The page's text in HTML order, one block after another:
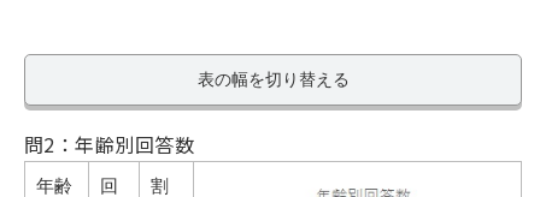
表の幅を切り替える
問2：年齢別回答数
年齢
回
割